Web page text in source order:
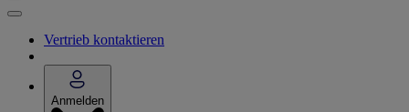
Vertrieb kontaktieren
Anmelden